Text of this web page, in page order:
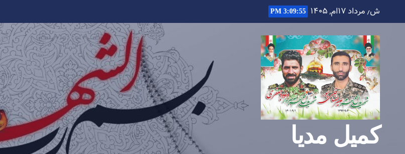
to
content
ش٫ مرداد ۱۷ام, ۱۴۰۵ 3:09:56 PM
کمیل مدیا